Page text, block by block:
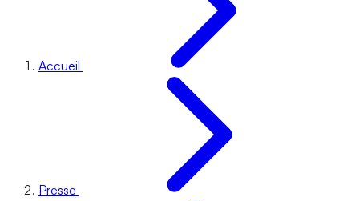
Accueil
Presse